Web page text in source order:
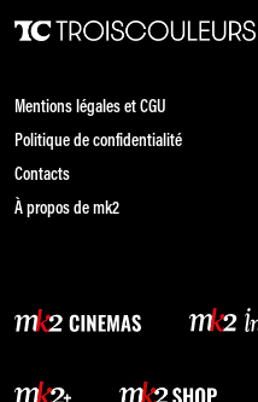
Mentions légales et CGU
Politique de confidentialité
Contacts
À propos de mk2